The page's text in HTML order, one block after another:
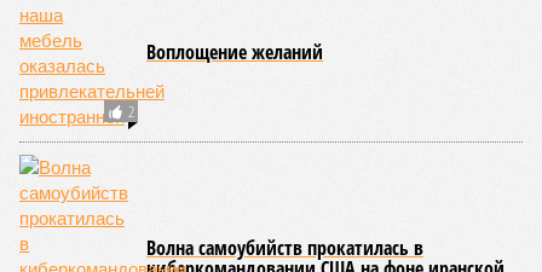
глобальных тенденциях, составили свой список
потенциально самых смертоносных стихийных бедствий,
угрожающих человечеству непосредственно сейчас, в XXI
веке.
«Золото» получили землетрясения. К наиболее
сейсмоопасным регионам относится Тихоокеанское
вулканическое огненное кольцо, включающее Индонезию,
Японию и западное побережье Северной и Южной Америки.
Турция, Иран, Индия и Непал также расположены на очень
активных линиях разломов тектонических плит. Не